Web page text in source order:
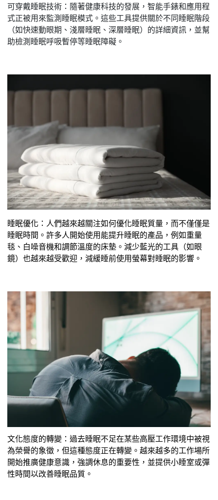
可穿戴睡眠技術：隨著健康科技的發展，智能手錶和應用程
式正被用來監測睡眠模式。這些工具提供關於不同睡眠階段
（如快速動眼期、淺層睡眠、深層睡眠）的詳細資訊，並幫
助檢測睡眠呼吸暫停等睡眠障礙​。
睡眠優化：人們越來越關注如何優化睡眠質量，而不僅僅是
睡眠時間。許多人開始使用能提升睡眠的產品，例如重量
毯、白噪音機和調節溫度的床墊。減少藍光的工具（如眼
鏡）也越來越受歡迎，減緩睡前使用螢幕對睡眠的影響。
文化態度的轉變：過去睡眠不足在某些高壓工作環境中被視
為榮譽的象徵，但這種態度正在轉變。越來越多的工作場所
開始推廣健康意識，強調休息的重要性，並提供小睡室或彈
性時間以改善睡眠品質​。​